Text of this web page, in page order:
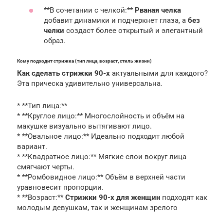
**В сочетании с челкой:** Рваная челка
добавит динамики и подчеркнет глаза, а без
челки создаст более открытый и элегантный
образ.
Кому подходит стрижка (тип лица, возраст, стиль жизни)
Как сделать стрижки 90-х актуальными для каждого?
Эта прическа удивительно универсальна.
* **Тип лица:**
* **Круглое лицо:** Многослойность и объём на
макушке визуально вытягивают лицо.
* **Овальное лицо:** Идеально подходит любой
вариант.
* **Квадратное лицо:** Мягкие слои вокруг лица
смягчают черты.
* **Ромбовидное лицо:** Объём в верхней части
уравновесит пропорции.
* **Возраст:** Стрижки 90-х для женщин подходят как
молодым девушкам, так и женщинам зрелого